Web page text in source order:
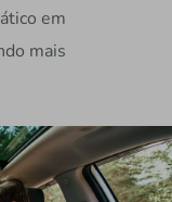
em
mais